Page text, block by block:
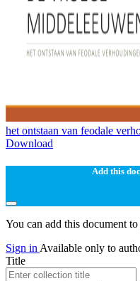
het ontstaan van feodale
Download
Add this
You can add this document
Sign in Available only to
Title